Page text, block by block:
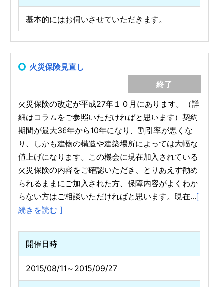
基本的にはお伺いさせていただきます。
火災保険見直し
終了
火災保険の改定が平成27年１０月にあります。（詳
細はコラムをご参照いただければと思います）契約
期間が最大36年から10年になり、割引率が悪くな
り、しかも建物の構造や建築場所によっては大幅な
値上げになります。この機会に現在加入されている
火災保険の内容をご確認いただき、とりあえず勧め
られるままにご加入された方、保障内容がよくわか
らない方はご相談いただければと思います。現在...[
続きを読む ]
開催日時
2015/08/11～2015/09/27